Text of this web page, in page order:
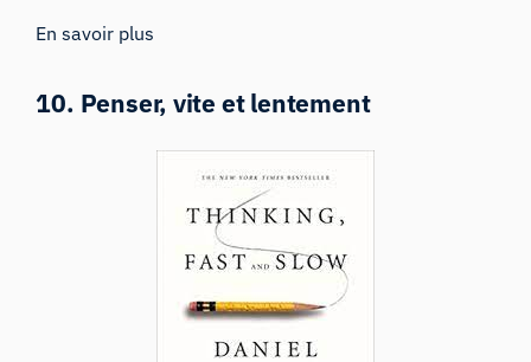
En savoir plus
10. Penser, vite et lentement